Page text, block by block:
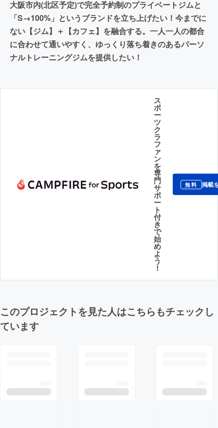
大阪市内(北区予定)で完全予約制のプライベートジムと
「S→100%」というブランドを立ち上げたい！今までに
ない【ジム】＋【カフェ】を融合する。一人一人の都合
に合わせて通いやすく、ゆっくり落ち着きのあるパーソ
ナルトレーニングジムを提供したい！
ス
ポ
ー
ツ
ク
ラ
フ
ァ
ン
を
専
門
サ
ポ
ー
ト
付
き
で
始
め
よ
う
！
無料 掲載
このプロジェクトを見た人はこちらもチェックし
ています